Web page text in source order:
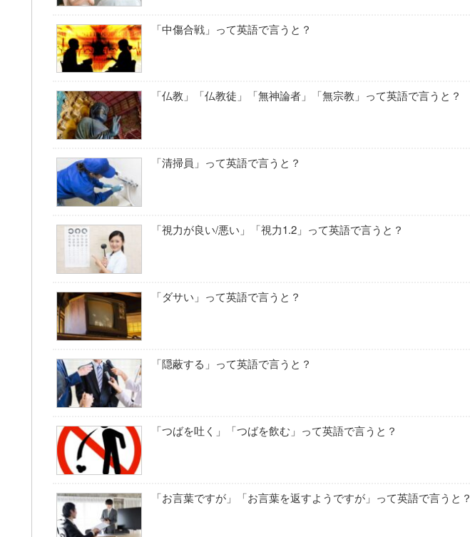
「中傷合戦」って英語で言うと？
「仏教」「仏教徒」「無神論者」「無宗教」って英語で言うと？
「清掃員」って英語で言うと？
「視力が良い/悪い」「視力1.2」って英語で言うと？
「ダサい」って英語で言うと？
「隠蔽する」って英語で言うと？
「つばを吐く」「つばを飲む」って英語で言うと？
「お言葉ですが」「お言葉を返すようですが」って英語で言うと？